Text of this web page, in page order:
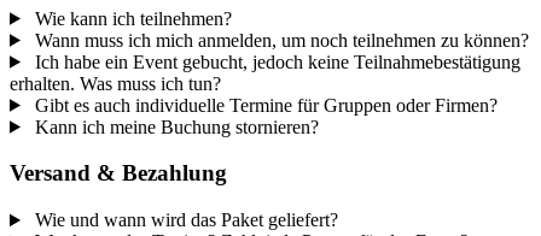
Wie kann ich teilnehmen?
Wann muss ich mich anmelden, um noch teilnehmen zu können?
Ich habe ein Event gebucht, jedoch keine Teilnahmebestätigung
erhalten. Was muss ich tun?
Gibt es auch individuelle Termine für Gruppen oder Firmen?
Kann ich meine Buchung stornieren?
Versand & Bezahlung
Wie und wann wird das Paket geliefert?